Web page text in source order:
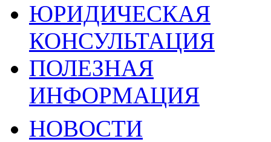
ЮРИДИЧЕСКАЯ
КОНСУЛЬТАЦИЯ
ПОЛЕЗНАЯ
ИНФОРМАЦИЯ
НОВОСТИ